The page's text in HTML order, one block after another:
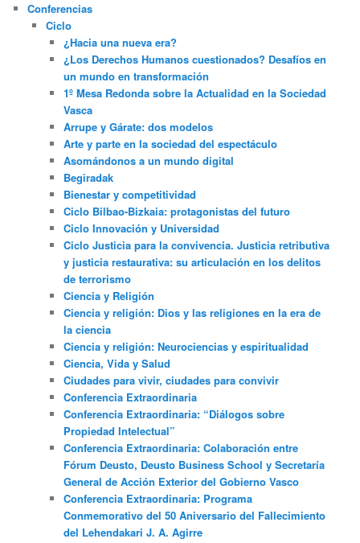
Conferencias
Ciclo
¿Hacia una nueva era?
¿Los Derechos Humanos cuestionados? Desafíos en
un mundo en transformación
1º Mesa Redonda sobre la Actualidad en la Sociedad
Vasca
Arrupe y Gárate: dos modelos
Arte y parte en la sociedad del espectáculo
Asomándonos a un mundo digital
Begiradak
Bienestar y competitividad
Ciclo Bilbao-Bizkaia: protagonistas del futuro
Ciclo Innovación y Universidad
Ciclo Justicia para la convivencia. Justicia retributiva
y justicia restaurativa: su articulación en los delitos
de terrorismo
Ciencia y Religión
Ciencia y religión: Dios y las religiones en la era de
la ciencia
Ciencia y religión: Neurociencias y espiritualidad
Ciencia, Vida y Salud
Ciudades para vivir, ciudades para convivir
Conferencia Extraordinaria
Conferencia Extraordinaria: “Diálogos sobre
Propiedad Intelectual”
Conferencia Extraordinaria: Colaboración entre
Fórum Deusto, Deusto Business School y Secretaría
General de Acción Exterior del Gobierno Vasco
Conferencia Extraordinaria: Programa
Conmemorativo del 50 Aniversario del Fallecimiento
del Lehendakari J. A. Agirre